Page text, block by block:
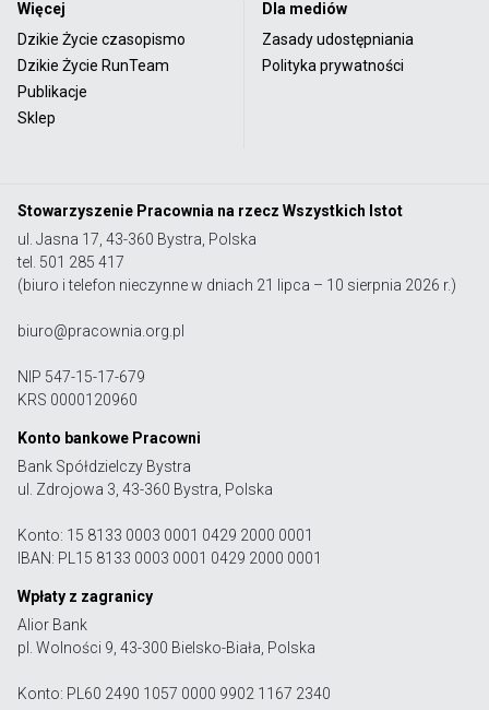
Więcej
Dzikie Życie czasopismo
Dzikie Życie RunTeam
Publikacje
Sklep
Dla mediów
Zasady udostępniania
Polityka prywatności
Stowarzyszenie Pracownia na rzecz Wszystkich Istot
ul. Jasna 17, 43-360 Bystra, Polska
tel. 501 285 417
(biuro i telefon nieczynne w dniach 21 lipca – 10 sierpnia 2026 r.)
biuro@pracownia.org.pl
NIP 547-15-17-679
KRS 0000120960
Konto bankowe Pracowni
Bank Spółdzielczy Bystra
ul. Zdrojowa 3, 43-360 Bystra, Polska
Konto: 15 8133 0003 0001 0429 2000 0001
IBAN: PL15 8133 0003 0001 0429 2000 0001
Wpłaty z zagranicy
Alior Bank
pl. Wolności 9, 43-300 Bielsko-Biała, Polska
Konto: PL60 2490 1057 0000 9902 1167 2340